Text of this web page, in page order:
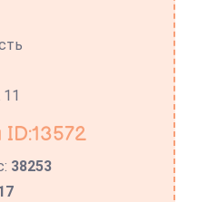
ID:13572
38253